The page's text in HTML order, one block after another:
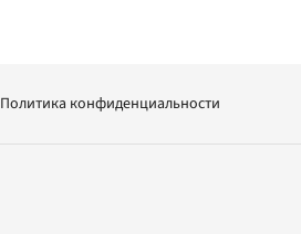
Политика конфиденциальности